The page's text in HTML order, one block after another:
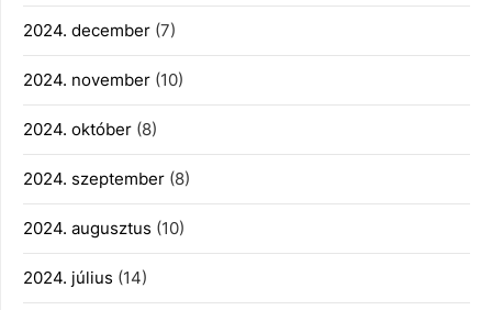
2024. december (7)
2024. november (10)
2024. október (8)
2024. szeptember (8)
2024. augusztus (10)
2024. július (14)